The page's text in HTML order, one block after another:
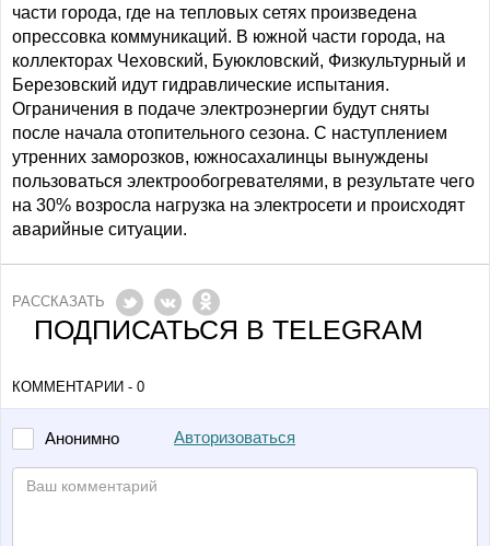
части города, где на тепловых сетях произведена
опрессовка коммуникаций. В южной части города, на
коллекторах Чеховский, Буюкловский, Физкультурный и
Березовский идут гидравлические испытания.
Ограничения в подаче электроэнергии будут сняты
после начала отопительного сезона. С наступлением
утренних заморозков, южносахалинцы вынуждены
пользоваться электрообогревателями, в результате чего
на 30% возросла нагрузка на электросети и происходят
аварийные ситуации.
РАССКАЗАТЬ
ПОДПИСАТЬСЯ В TELEGRAM
КОММЕНТАРИИ - 0
Анонимно Авторизоваться